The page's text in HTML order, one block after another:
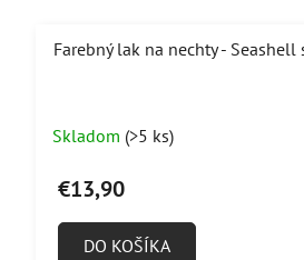
Farebný lak na nechty - Seashell
Skladom (>5 ks)
€13,90
DO KOŠÍKA